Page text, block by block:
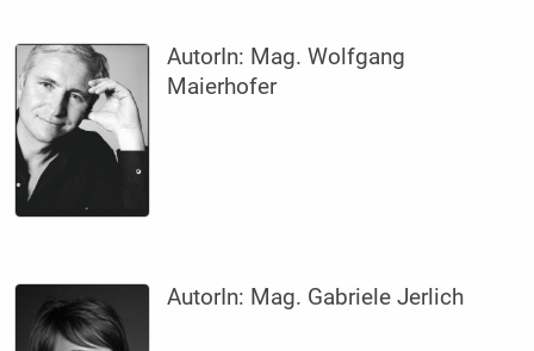
AutorIn: Mag. Wolfgang
Maierhofer
AutorIn: Mag. Gabriele Jerlich